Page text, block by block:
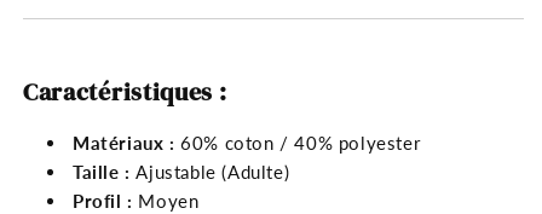
Caractéristiques :
Matériaux : 60% coton / 40% polyester
Taille : Ajustable (Adulte)
Profil : Moyen